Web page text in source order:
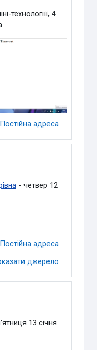
технологіїї, 4
Постійна адреса
- четвер 12
Постійна адреса
джерело
Олександрівна
13 січня